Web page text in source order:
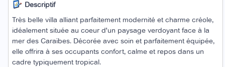
Descriptif
Très belle villa alliant parfaitement modernité et charme créole,
idéalement située au coeur d'un paysage verdoyant face à la
mer des Caraïbes. Décorée avec soin et parfaitement équipée,
elle offrira à ses occupants confort, calme et repos dans un
cadre typiquement tropical.